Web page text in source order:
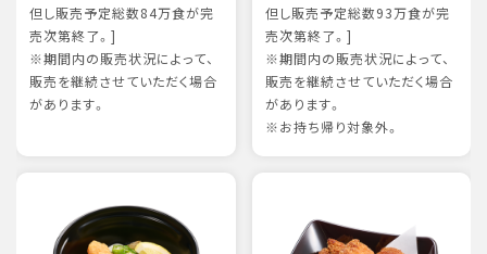
但し販売予定総数84万食が完
売次第終了。]
※期間内の販売状況によって、
販売を継続させていただく場合
があります。
但し販売予定総数93万食が完
売次第終了。]
※期間内の販売状況によって、
販売を継続させていただく場合
があります。
※お持ち帰り対象外。